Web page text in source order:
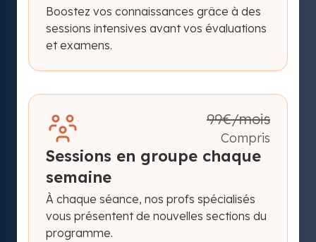
Boostez vos connaissances grâce à des
sessions intensives avant vos évaluations
et examens.
99€/mois
Compris
Sessions en groupe chaque
semaine
À chaque séance, nos profs spécialisés
vous présentent de nouvelles sections du
programme.